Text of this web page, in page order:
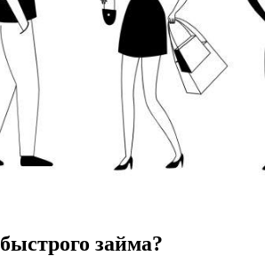
займа?